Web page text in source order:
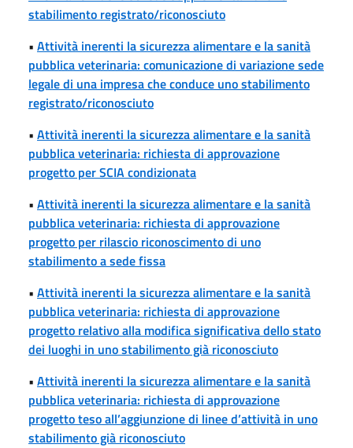
stabilimento registrato/riconosciuto
• Attività inerenti la sicurezza alimentare e la sanità
pubblica veterinaria: comunicazione di variazione sede
legale di una impresa che conduce uno stabilimento
registrato/riconosciuto
• Attività inerenti la sicurezza alimentare e la sanità
pubblica veterinaria: richiesta di approvazione
progetto per SCIA condizionata
• Attività inerenti la sicurezza alimentare e la sanità
pubblica veterinaria: richiesta di approvazione
progetto per rilascio riconoscimento di uno
stabilimento a sede fissa
• Attività inerenti la sicurezza alimentare e la sanità
pubblica veterinaria: richiesta di approvazione
progetto relativo alla modifica significativa dello stato
dei luoghi in uno stabilimento già riconosciuto
• Attività inerenti la sicurezza alimentare e la sanità
pubblica veterinaria: richiesta di approvazione
progetto teso all’aggiunzione di linee d’attività in uno
stabilimento già riconosciuto